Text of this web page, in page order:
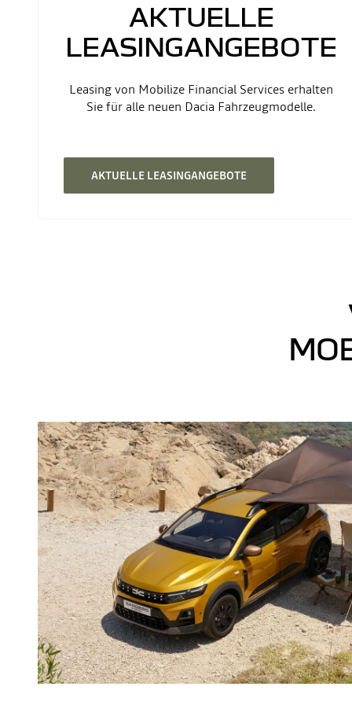
AKTUELLE
LEASINGANGEBOTE
Leasing von Mobilize Financial Services erhalten
Sie für alle neuen Dacia Fahrzeugmodelle.
AKTUELLE LEASINGANGEBOTE